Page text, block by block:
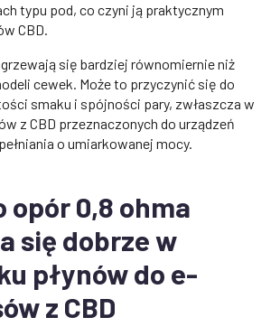
typu pod, co czyni ją praktycznym
CBD.
się bardziej równomiernie niż
cewek. Może to przyczynić się do
smaku i spójności pary, zwłaszcza w
z CBD przeznaczonych do urządzeń
o umiarkowanej mocy.
opór 0,8 ohma
się dobrze w
płynów do e-
z CBD